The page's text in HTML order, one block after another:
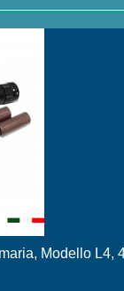
Modello L4,